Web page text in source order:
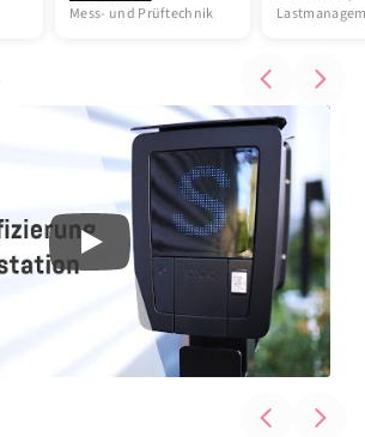
Mess- und Prüftechnik
Play